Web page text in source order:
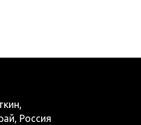
Россия